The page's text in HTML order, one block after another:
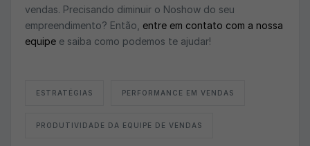
vendas. Precisando diminuir o Noshow do seu
empreendimento? Então, entre em contato com a nossa
equipe e saiba como podemos te ajudar!
ESTRATÉGIAS PERFORMANCE EM VENDAS
PRODUTIVIDADE DA EQUIPE DE VENDAS